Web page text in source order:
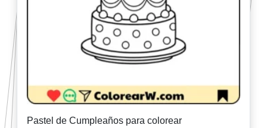
Pastel de Cumpleaños para colorear